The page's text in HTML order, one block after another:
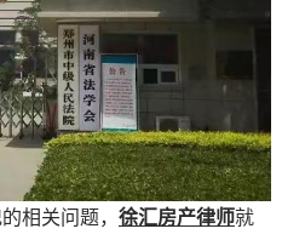
相关问题， 徐汇房产律师就